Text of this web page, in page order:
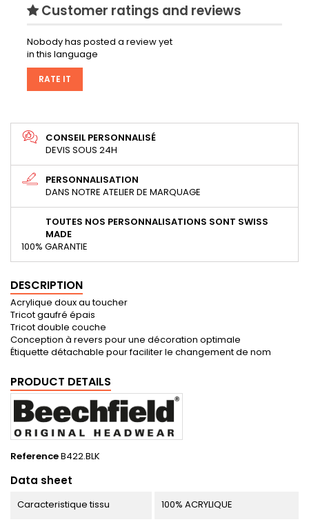
Customer ratings and reviews
Nobody has posted a review yet
in this language
RATE IT
CONSEIL PERSONNALISÉ
DEVIS SOUS 24H
PERSONNALISATION
DANS NOTRE ATELIER DE MARQUAGE
TOUTES NOS PERSONNALISATIONS SONT SWISS
MADE
100% GARANTIE
DESCRIPTION
Acrylique doux au toucher
Tricot gaufré épais
Tricot double couche
Conception à revers pour une décoration optimale
Étiquette détachable pour faciliter le changement de nom
PRODUCT DETAILS
ReferenceB422.BLK
Data sheet
Caracteristique tissu 100% ACRYLIQUE